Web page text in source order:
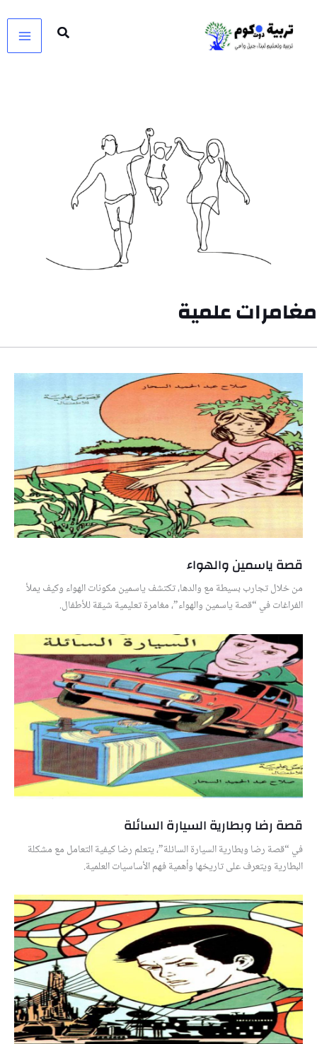
المحتوى
مغامرات علمية
قصة ياسمين والهواء
من خلال تجارب بسيطة مع والدها، تكتشف ياسمين مكونات الهواء وكيف يملأ
الفراغات في “قصة ياسمين والهواء”، مغامرة تعليمية شيقة للأطفال.
قصة رضا وبطارية السيارة السائلة
في “قصة رضا وبطارية السيارة السائلة”، يتعلم رضا كيفية التعامل مع مشكلة
البطارية ويتعرف على تاريخها وأهمية فهم الأساسيات العلمية.